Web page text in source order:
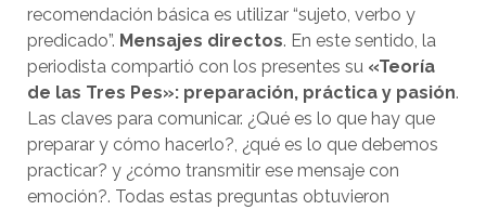
recomendación básica es utilizar “sujeto, verbo y
predicado”. Mensajes directos. En este sentido, la
periodista compartió con los presentes su «Teoría
de las Tres Pes»: preparación, práctica y pasión.
Las claves para comunicar. ¿Qué es lo que hay que
preparar y cómo hacerlo?, ¿qué es lo que debemos
practicar? y ¿cómo transmitir ese mensaje con
emoción?. Todas estas preguntas obtuvieron